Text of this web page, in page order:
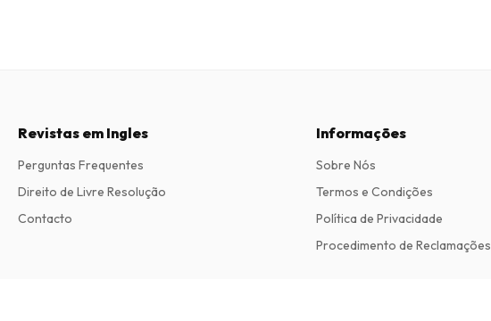
Revistas em Ingles
Perguntas Frequentes
Direito de Livre Resolução
Contacto
Informações
Sobre Nós
Termos e Condições
Política de Privacidade
Procedimento de Reclamações